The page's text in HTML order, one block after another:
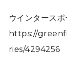
ウインタースポ
https://
ries/4294256